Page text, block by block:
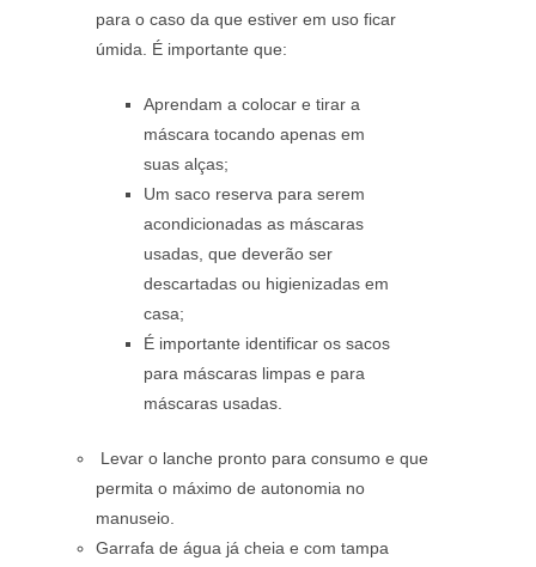
para o caso da que estiver em uso ficar
úmida. É importante que:
Aprendam a colocar e tirar a
máscara tocando apenas em
suas alças;
Um saco reserva para serem
acondicionadas as máscaras
usadas, que deverão ser
descartadas ou higienizadas em
casa;
É importante identificar os sacos
para máscaras limpas e para
máscaras usadas.
Levar o lanche pronto para consumo e que
permita o máximo de autonomia no
manuseio.
Garrafa de água já cheia e com tampa